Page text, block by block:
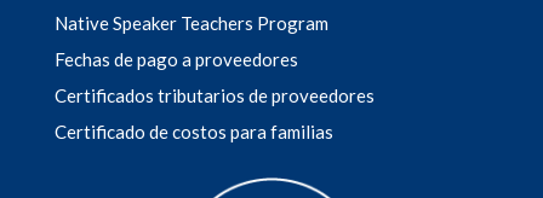
Native Speaker Teachers Program
Fechas de pago a proveedores
Certificados tributarios de proveedores
Certificado de costos para familias